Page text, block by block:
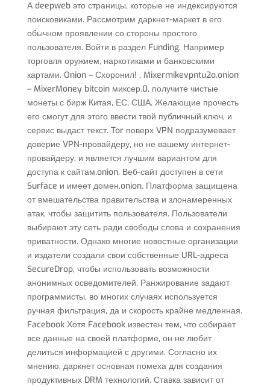
А deepweb это страницы, которые не индексируются
поисковиками. Рассмотрим даркнет-маркет в его
обычном проявлении со стороны простого
пользователя. Войти в раздел Funding. Например
торговля оружием, наркотиками и банковскими
картами. Onion – Схоронил! . Mixermikevpntu2o.onion
– MixerMoney bitcoin миксер.0, получите чистые
монеты с бирж Китая, ЕС, США. Желающие прочесть
его смогут для этого ввести твой публичный ключ, и
сервис выдаст текст. Tor поверх VPN подразумевает
доверие VPN-провайдеру, но не вашему интернет-
провайдеру, и является лучшим вариантом для
доступа к сайтам.onion. Веб-сайт доступен в сети
Surface и имеет домен.onion. Платформа защищена
от вмешательства правительства и злонамеренных
атак, чтобы защитить пользователя. Пользователи
выбирают эту сеть ради свободы слова и сохранения
приватности. Однако многие новостные организации
и издатели создали свои собственные URL-адреса
SecureDrop, чтобы использовать возможности
анонимных осведомителей. Ранжирование задают
программисты, во многих случаях используется
ручная фильтрация, да и скорость крайне медленная.
Facebook Хотя Facebook известен тем, что собирает
все данные на своей платформе, он не любит
делиться информацией с другими. Согласно их
мнению, даркнет основная помеха для создания
продуктивных DRM технологий. Ставка зависит от